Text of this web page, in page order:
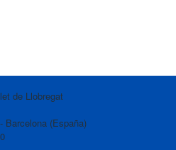
de Llobregat
Barcelona (España)